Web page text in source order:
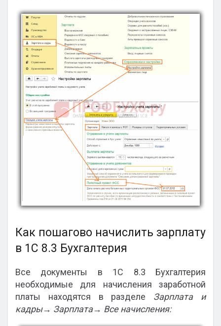
Как пошагово начислить зарплату
в 1С 8.3 Бухгалтерия
Все документы в 1С 8.3 Бухгалтерия
необходимые для начисления заработной
платы находятся в разделе Зарплата и
кадры→ Зарплата→ Все начисления: